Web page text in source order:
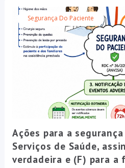
Segurança Do Paciente
Ações para a
Serviços de Saúde,
verdadeira e (F) para a